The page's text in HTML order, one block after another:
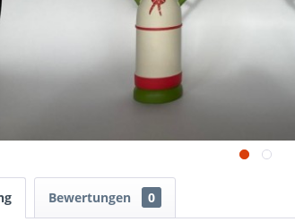
Bewertungen 0